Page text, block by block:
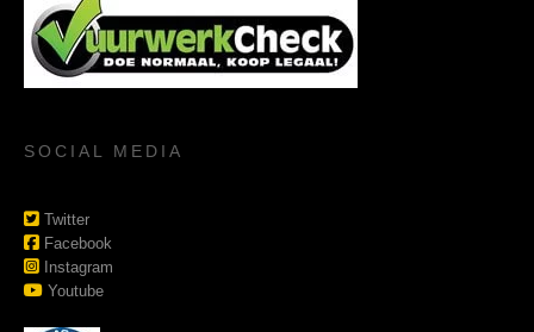
SOCIAL MEDIA
Twitter
Facebook
Instagram
Youtube